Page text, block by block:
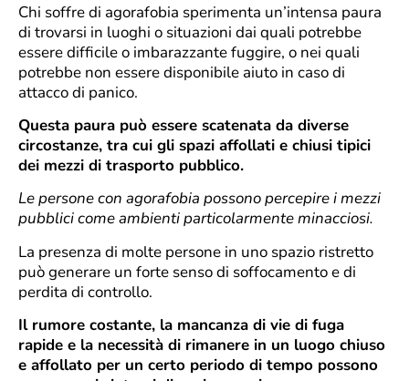
Chi soffre di agorafobia sperimenta un’intensa paura
di trovarsi in luoghi o situazioni dai quali potrebbe
essere difficile o imbarazzante fuggire, o nei quali
potrebbe non essere disponibile aiuto in caso di
attacco di panico.
Questa paura può essere scatenata da diverse
circostanze, tra cui gli spazi affollati e chiusi tipici
dei mezzi di trasporto pubblico.
Le persone con agorafobia possono percepire i mezzi
pubblici come ambienti particolarmente minacciosi.
La presenza di molte persone in uno spazio ristretto
può generare un forte senso di soffocamento e di
perdita di controllo.
Il rumore costante, la mancanza di vie di fuga
rapide e la necessità di rimanere in un luogo chiuso
e affollato per un certo periodo di tempo possono